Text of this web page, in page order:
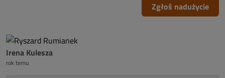
Zgłoś nadużycie
Irena Kulesza
rok temu